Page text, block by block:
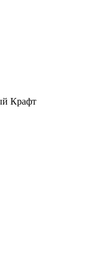
Крафт